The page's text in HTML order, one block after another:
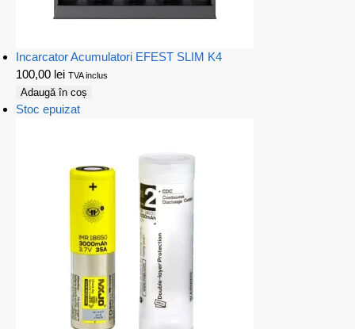
Incarcator Acumulatori EFEST SLIM K4
100,00 lei TVA inclus
Adaugă în coș
Stoc epuizat